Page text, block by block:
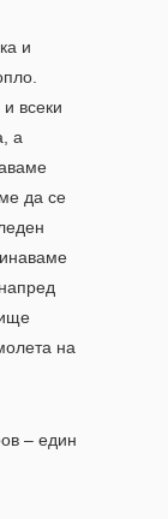
и
всеки
а
да се
на
– един